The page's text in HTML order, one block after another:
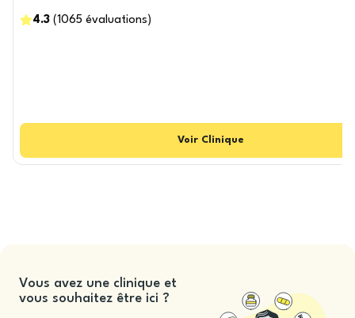
4.3 (1065 évaluations )
Voir Clinique
Vous avez une clinique et
vous souhaitez être ici ?